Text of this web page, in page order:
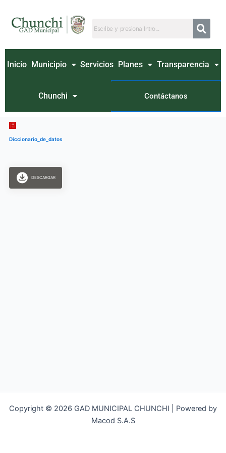
contenido
Inicio Municipio Servicios Planes Transparencia
Chunchi Contáctanos
Diccionario_de_datos
DESCARGAR
Copyright © 2026 GAD MUNICIPAL CHUNCHI | Powered by
Macod S.A.S